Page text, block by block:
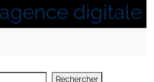
digitale
Rechercher